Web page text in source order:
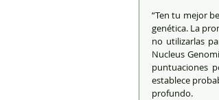
“Ten tu mejor
genética. La
no utilizarlas
Nucleus
puntuaciones
establece
profundo.